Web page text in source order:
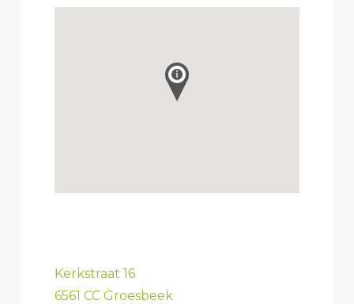
Kerkstraat 16
6561 CC Groesbeek